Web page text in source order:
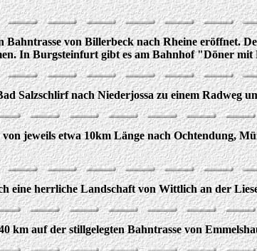
Bahntrasse von Billerbeck nach Rheine eröffnet.
In Burgsteinfurt gibt es am Bahnhof "Döner mit
Salzschlirf nach Niederjossa zu einem Radweg
jeweils etwa 10km Länge nach Ochtendung,
eine herrliche Landschaft von Wittlich an der
km auf der stillgelegten Bahntrasse von